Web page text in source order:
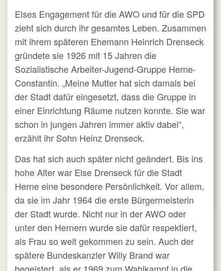
Elses Engagement für die AWO und für die SPD
zieht sich durch ihr gesamtes Leben. Zusammen
mit ihrem späteren Ehemann Heinrich Drenseck
gründete sie 1926 mit 15 Jahren die
Sozialistische Arbeiter-Jugend-Gruppe Herne-
Constantin. „Meine Mutter hat sich damals bei
der Stadt dafür eingesetzt, dass die Gruppe in
einer Einrichtung Räume nutzen konnte. Sie war
schon in jungen Jahren immer aktiv dabei“,
erzählt ihr Sohn Heinz Drenseck.
Das hat sich auch später nicht geändert. Bis ins
hohe Alter war Else Drenseck für die Stadt
Herne eine besondere Persönlichkeit. Vor allem,
da sie im Jahr 1964 die erste Bürgermeisterin
der Stadt wurde. Nicht nur in der AWO oder
unter den Hernern wurde sie dafür respektiert,
als Frau so weit gekommen zu sein. Auch der
spätere Bundeskanzler Willy Brand war
begeistert, als er 1969 zum Wahlkampf in die